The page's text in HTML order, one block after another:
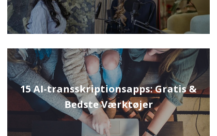
15 AI-transskriptionsapps: Gratis &
Bedste Værktøjer